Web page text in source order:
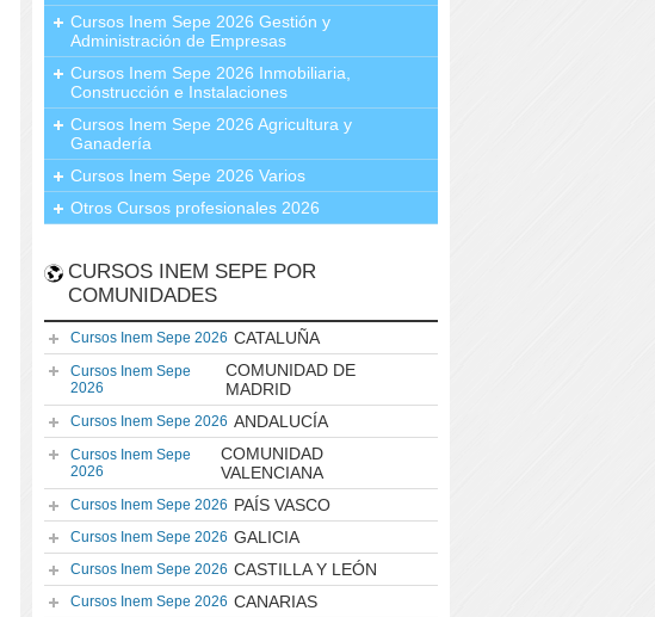
Cursos Inem Sepe 2026 Gestión y
Administración de Empresas
Cursos Inem Sepe 2026 Inmobiliaria,
Construcción e Instalaciones
Cursos Inem Sepe 2026 Agricultura y
Ganadería
Cursos Inem Sepe 2026 Varios
Otros Cursos profesionales 2026
CURSOS INEM SEPE POR
COMUNIDADES
Cursos Inem Sepe 2026 CATALUÑA
Cursos Inem Sepe
2026
COMUNIDAD DE
MADRID
Cursos Inem Sepe 2026 ANDALUCÍA
Cursos Inem Sepe
2026
COMUNIDAD
VALENCIANA
Cursos Inem Sepe 2026 PAÍS VASCO
Cursos Inem Sepe 2026 GALICIA
Cursos Inem Sepe 2026 CASTILLA Y LEÓN
Cursos Inem Sepe 2026 CANARIAS